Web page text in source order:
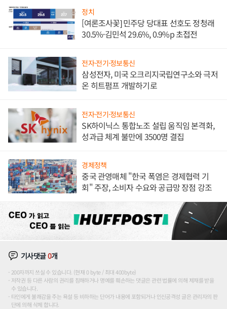
정치
[여론조사꽃] 민주당 당대표 선호도 정청래
30.5%·김민석 29.6%, 0.9%p 초접전
전자·전기·정보통신
삼성전자, 미국 오크리지국립연구소와 극저
온 히트펌프 개발하기로
전자·전기·정보통신
SK하이닉스 통합노조 설립 움직임 본격화,
성과급 체계 불만에 3500명 결집
경제정책
중국 관영매체 "한국 폭염은 경제협력 기
회" 주장, 소비자 수요와 공급망 장점 강조
기사댓글0개
200자까지 쓰실 수 있습니다. (현재 0 byte / 최대 400byte)
저작권 등 다른 사람의 권리를 침해하거나 명예를 훼손하는 댓글은 관련 법률에 의해 제재를 받을
수 있습니다.
타인에게 불쾌감을 주는 욕설 등 비하하는 단어가 내용에 포함되거나 인신공격성 글은 관리자의 판
단에 의해 삭제 합니다.